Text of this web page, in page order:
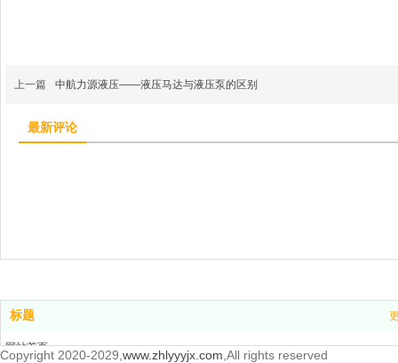
上一篇 中航力源液压——液压马达与液压泵的区别
最新评论
标题
网站首页
Copyright 2020-2029, www.zhlyyyjx.com ,All rights reserved